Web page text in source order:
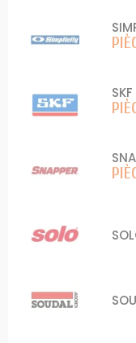
SKF